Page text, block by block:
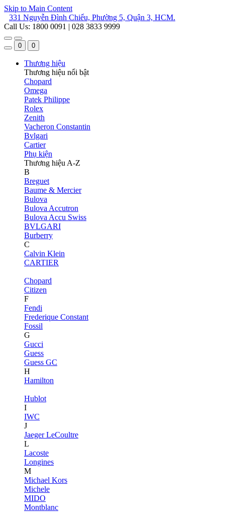
Skip to Main Content
331 Nguyễn Đình Chiểu, Phường 5, Quận 3, HCM.
Call Us: 1800 0091 | 028 3833 9999
0 0
Thương hiệu
Thương hiệu nổi bật
Chopard
Omega
Patek Philippe
Rolex
Zenith
Vacheron Constantin
Bvlgari
Cartier
Phụ kiện
Thương hiệu A-Z
B
Breguet
Baume & Mercier
Bulova
Bulova Accutron
Bulova Accu Swiss
BVLGARI
Burberry
C
Calvin Klein
CARTIER
Chopard
Citizen
F
Fendi
Frederique Constant
Fossil
G
Gucci
Guess
Guess GC
H
Hamilton
Hublot
I
IWC
J
Jaeger LeCoultre
L
Lacoste
Longines
M
Michael Kors
Michele
MIDO
Montblanc